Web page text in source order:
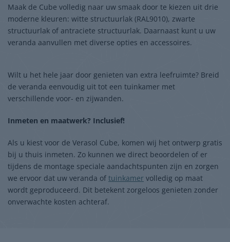
Maak de Cube volledig naar uw smaak door te kiezen uit drie
moderne kleuren: witte structuurlak (RAL9010), zwarte
structuurlak of antraciete structuurlak. Daarnaast kunt u uw
veranda aanvullen met diverse opties en accessoires.
Wilt u het hele jaar door genieten van extra leefruimte? Breid
de veranda eenvoudig uit tot een tuinkamer met
verschillende voor- en zijwanden.
Inmeten en maatwerk? Inclusief!
Als u kiest voor de Verasol Cube, komen wij het ontwerp gratis
bij u thuis inmeten. Zo kunnen we direct beoordelen of er
tijdens de montage speciale aandachtspunten zijn en zorgen
we ervoor dat uw veranda of tuinkamer volledig op maat
wordt geproduceerd. Dit betekent zorgeloos genieten zonder
onverwachte kosten achteraf.